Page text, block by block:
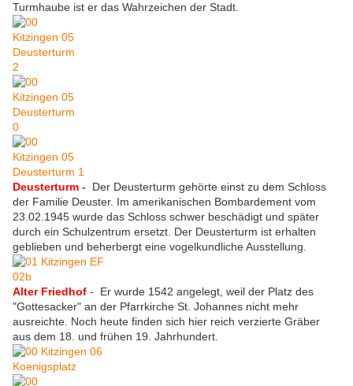
Turmhaube ist er das Wahrzeichen der Stadt.
Deusterturm - Der Deusterturm gehörte einst zu dem Schloss
der Familie Deuster. Im amerikanischen Bombardement vom
23.02.1945 wurde das Schloss schwer beschädigt und später
durch ein Schulzentrum ersetzt. Der Deusterturm ist erhalten
geblieben und beherbergt eine vogelkundliche Ausstellung.
Alter Friedhof - Er wurde 1542 angelegt, weil der Platz des
"Gottesacker" an der Pfarrkirche St. Johannes nicht mehr
ausreichte. Noch heute finden sich hier reich verzierte Gräber
aus dem 18. und frühen 19. Jahrhundert.